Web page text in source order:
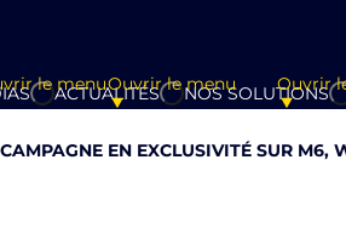
le menu
ACTUALITÉSOuvrir le menuNOS SOLUTIONS
Ouvrir
EN EXCLUSIVITÉ SUR M6,